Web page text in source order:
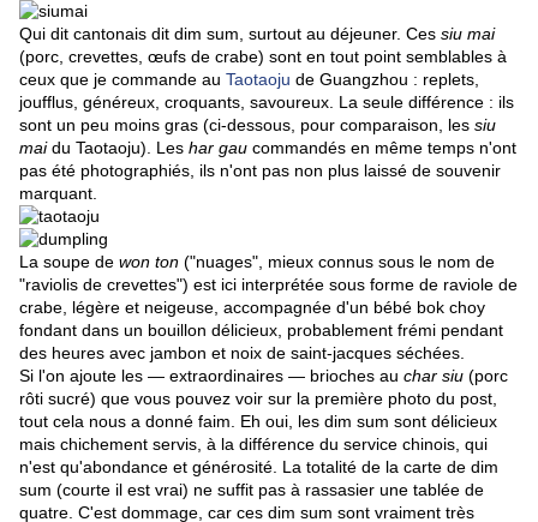
Qui dit cantonais dit dim sum, surtout au déjeuner. Ces siu mai
(porc, crevettes, œufs de crabe) sont en tout point semblables à
ceux que je commande au Taotaoju de Guangzhou : replets,
joufflus, généreux, croquants, savoureux. La seule différence : ils
sont un peu moins gras (ci-dessous, pour comparaison, les siu
maidu Taotaoju). Les har gau commandés en même temps n'ont
pas été photographiés, ils n'ont pas non plus laissé de souvenir
marquant.
La soupe de won ton ("nuages", mieux connus sous le nom de
"raviolis de crevettes") est ici interprétée sous forme de raviole de
crabe, légère et neigeuse, accompagnée d'un bébé bok choy
fondant dans un bouillon délicieux, probablement frémi pendant
des heures avec jambon et noix de saint-jacques séchées.
Si l'on ajoute les — extraordinaires — brioches au char siu (porc
rôti sucré) que vous pouvez voir sur la première photo du post,
tout cela nous a donné faim. Eh oui, les dim sum sont délicieux
mais chichement servis, à la différence du service chinois, qui
n'est qu'abondance et générosité. La totalité de la carte de dim
sum (courte il est vrai) ne suffit pas à rassasier une tablée de
quatre. C'est dommage, car ces dim sum sont vraiment très